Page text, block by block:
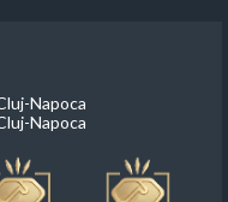
Napoca
Napoca